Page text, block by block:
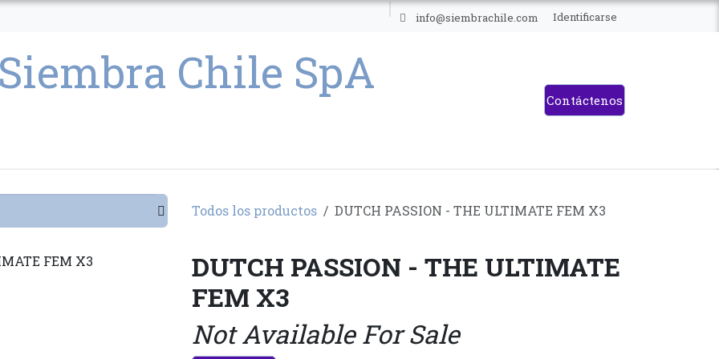
info@siembrachile.com Identificarse
Contáctenos
Todos los productos DUTCH PASSION - THE ULTIMATE FEM X3
DUTCH PASSION - THE ULTIMATE
FEM X3
Not Available For Sale